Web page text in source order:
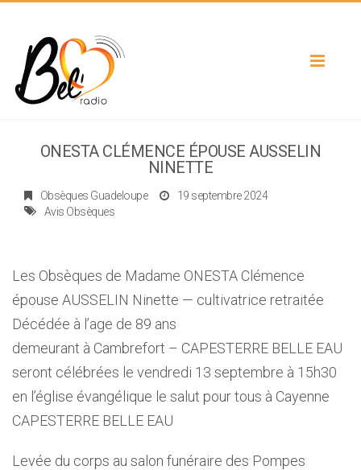
Toggle
ONESTA CLÉMENCE ÉPOUSE AUSSELIN
NINETTE
Obsèques Guadeloupe
19 septembre 2024
Avis Obsèques
Les Obsèques de Madame ONESTA Clémence
épouse AUSSELIN Ninette — cultivatrice retraitée
Décédée à l’age de 89 ans
demeurant à Cambrefort – CAPESTERRE BELLE EAU
seront célébrées le vendredi 13 septembre à 15h30
en l’église évangélique le salut pour tous à Cayenne
CAPESTERRE BELLE EAU
Levée du corps au salon funéraire des Pompes